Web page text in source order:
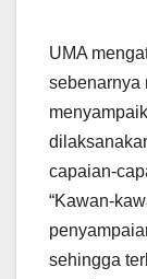
UMA
sebenarnya
capaian-
“Kawan-
sehingga